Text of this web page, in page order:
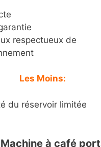
respectueux de
Les Moins:
du réservoir limitée
à café